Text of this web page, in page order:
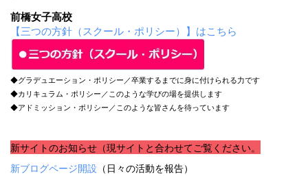
前橋女子高校
【三つの方針（スクール・ポリシー）】はこちら
◆グラデュエーション・ポリシー／卒業するまでに身に付けられる力です
◆カリキュラム・ポリシー／このような学びの場を提供します
◆アドミッション・ポリシー／このような皆さんを待っています
新サイトのお知らせ（現サイトと合わせてご覧ください。
新ブログページ開設 （日々の活動を報告）